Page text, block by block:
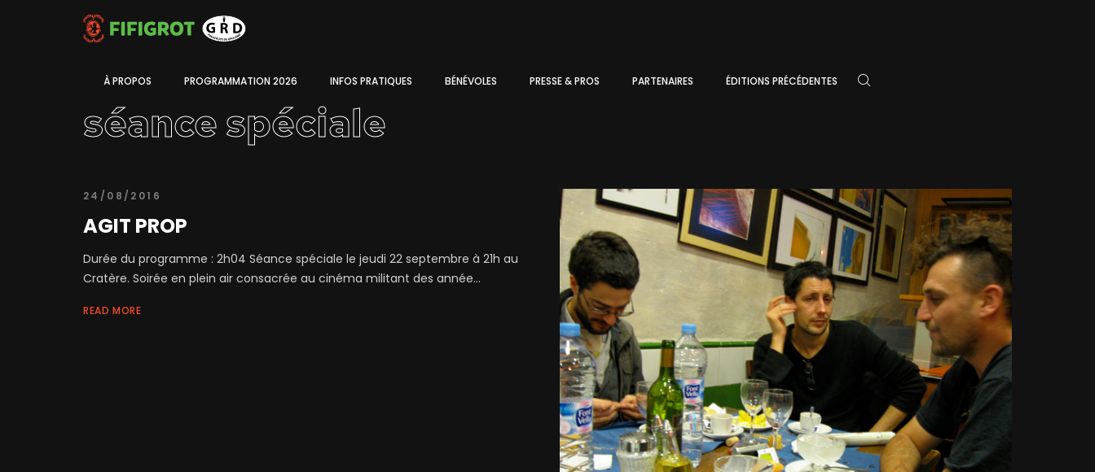
À PROPOS PROGRAMMATION 2026 INFOS PRATIQUES BÉNÉVOLES PRESSE & PROS PARTENAIRES ÉDITIONS PRÉCÉDENTES
séance spéciale
24/08/2016
AGIT PROP
Durée du programme : 2h04 Séance spéciale le jeudi 22 septembre à 21h au
Cratère. Soirée en plein air consacrée au cinéma militant des année...
READ MORE